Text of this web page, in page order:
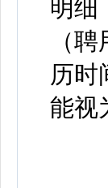
明细
（
历时
能视
（